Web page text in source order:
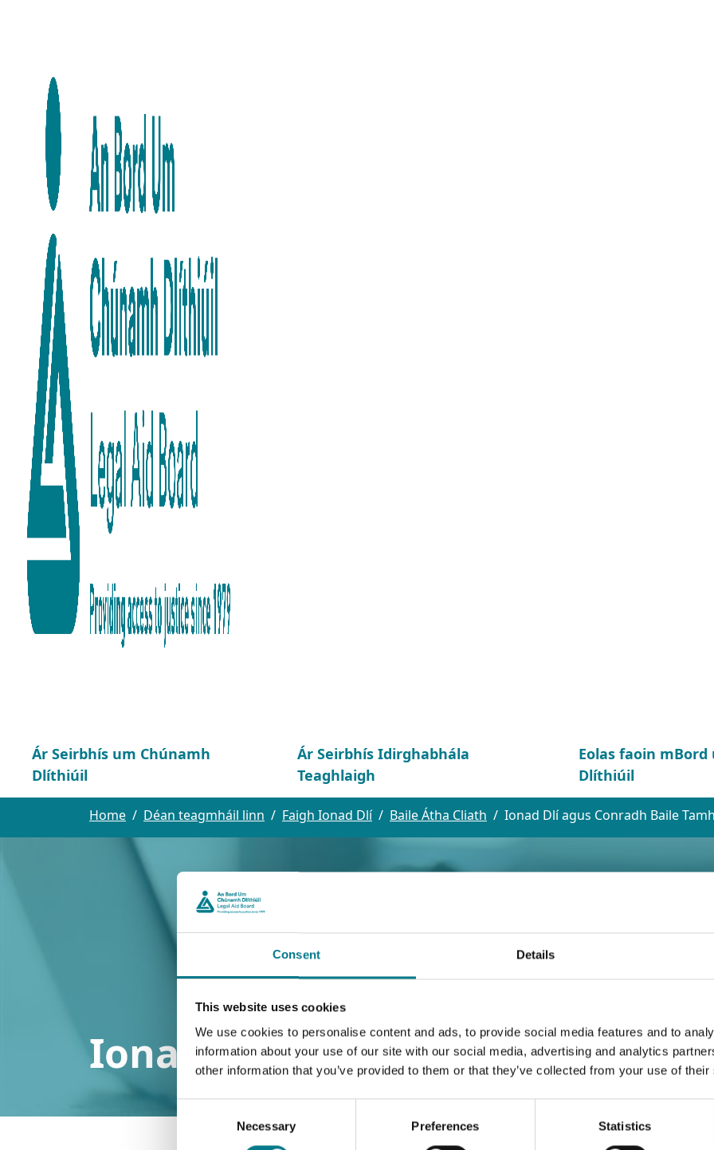
Consent Details
This website uses cookies
We use cookies to personalise content and ads, to provide social media features and to
information about your use of our site with our social media, advertising and analytics
other information that you’ve provided to them or that they’ve collected from your use of
Necessary Preferences Statistics
Ár Seirbhís um Chúnamh
Dlíthiúil
Ár Seirbhís Idirghabhála
Teaghlaigh
Eolas faoin
Dlíthiúil
Home Déan teagmháil linn Faigh Ionad Dlí Baile Átha Cliath Ionad Dlí agus Conradh Baile
Ionad Dlí agus Conradh Baile